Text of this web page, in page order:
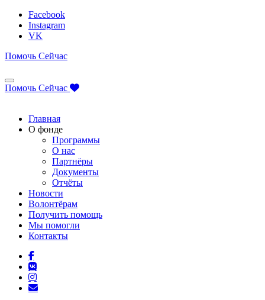
Facebook
Instagram
VK
Помочь Сейчас
Помочь Сейчас
Главная
О фонде
Программы
О нас
Партнёры
Документы
Отчёты
Новости
Волонтёрам
Получить помощь
Мы помогли
Контакты